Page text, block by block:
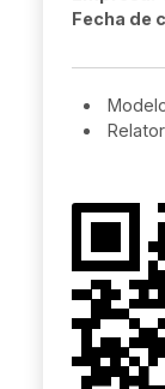
Fecha de